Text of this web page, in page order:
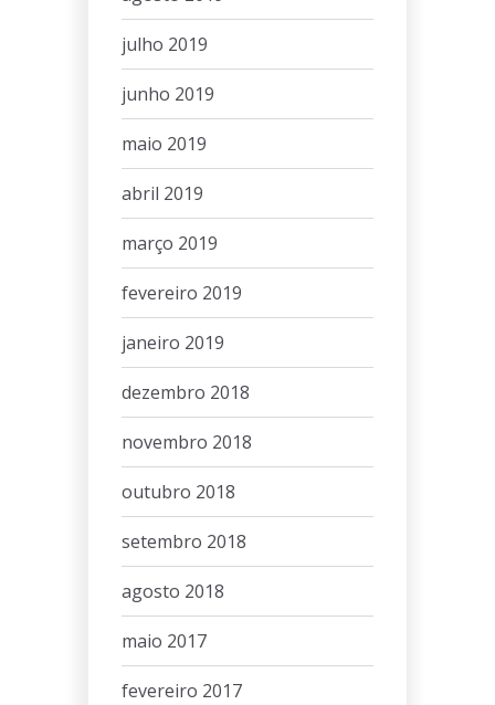
julho 2019
junho 2019
maio 2019
abril 2019
março 2019
fevereiro 2019
janeiro 2019
dezembro 2018
novembro 2018
outubro 2018
setembro 2018
agosto 2018
maio 2017
fevereiro 2017